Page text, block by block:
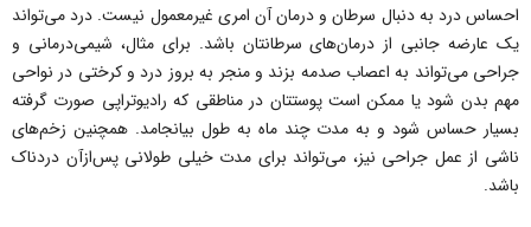
احساس درد به دنبال سرطان و درمان آن امری غیرمعمول نیست. درد می‌تواند
یک عارضه جانبی از درمان‌های سرطانتان باشد. برای مثال، شیمی‌درمانی و
جراحی می‌تواند به اعصاب صدمه بزند و منجر به بروز درد و کرختی در نواحی
مهم بدن شود یا ممکن است پوستتان در مناطقی که رادیوتراپی صورت گرفته
بسیار حساس شود و به مدت چند ماه به طول بیانجامد. همچنین زخم‌های
ناشی از عمل جراحی نیز، می‌تواند برای مدت خیلی طولانی پس‌ازآن دردناک
باشد.